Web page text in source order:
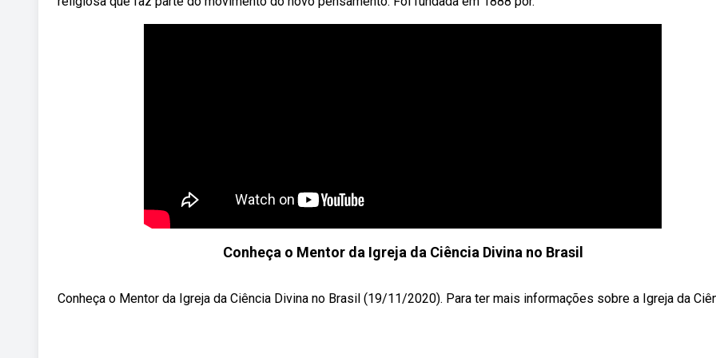
Conheça o Mentor da Igreja da Ciência Divina no Brasil
Conheça o Mentor da Igreja da Ciência Divina no Brasil (19/11/2020). Para ter mais informações sobre a Igreja da